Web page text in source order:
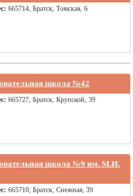
665714, Братск, Томская, 6
школа №42
665727, Братск, Крупской, 39
школа №9 им. М.И.
665710, Братск, Снежная, 39